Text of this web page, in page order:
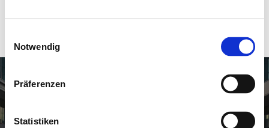
Notwendig
Präferenzen
Statistiken
VEREINBAREN